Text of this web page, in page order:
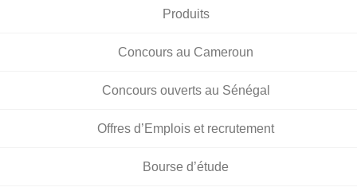
Produits
Concours au Cameroun
Concours ouverts au Sénégal
Offres d’Emplois et recrutement
Bourse d’étude